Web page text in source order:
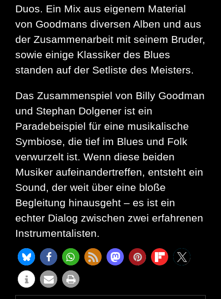
Duos. Ein Mix aus eigenem Material
von Goodmans diversen Alben und aus
der Zusammenarbeit mit seinem Bruder,
sowie einige Klassiker des Blues
standen auf der Setliste des Meisters.
Das Zusammenspiel von Billy Goodman
und Stephan Dolgener ist ein
Paradebeispiel für eine musikalische
Symbiose, die tief im Blues und Folk
verwurzelt ist. Wenn diese beiden
Musiker aufeinandertreffen, entsteht ein
Sound, der weit über eine bloße
Begleitung hinausgeht – es ist ein
echter Dialog zwischen zwei erfahrenen
Instrumentalisten.